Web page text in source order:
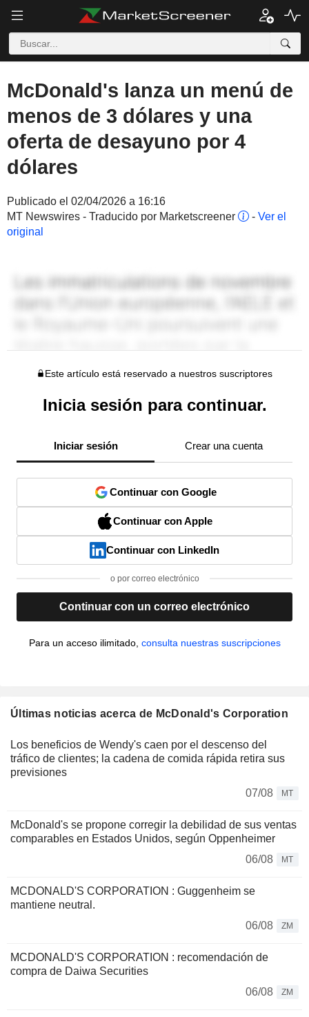
McDonald's lanza un menú de
menos de 3 dólares y una
oferta de desayuno por 4
dólares
Publicado el 02/04/2026 a 16:16
MT Newswires - Traducido por Marketscreener
- Ver el
original
Este artículo está reservado a nuestros suscriptores
Inicia sesión para continuar.
Iniciar sesión Crear una cuenta
Continuar con Google
Continuar con Apple
Continuar con LinkedIn
o por correo electrónico
Continuar con un correo electrónico
Para un acceso ilimitado, consulta nuestras suscripciones
Últimas noticias acerca de McDonald's Corporation
Los beneficios de Wendy's caen por el descenso del
tráfico de clientes; la cadena de comida rápida retira sus
previsiones
07/08
MT
McDonald's se propone corregir la debilidad de sus ventas
comparables en Estados Unidos, según Oppenheimer
06/08
MT
MCDONALD'S CORPORATION : Guggenheim se
mantiene neutral.
06/08
ZM
MCDONALD'S CORPORATION : recomendación de
compra de Daiwa Securities
06/08
ZM